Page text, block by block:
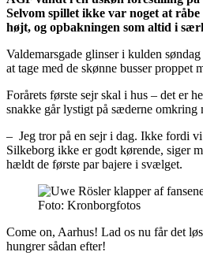
Selvom spillet ikke var noget at
højt, og opbakningen som altid i
Valdemarsgade glinser i kulden
at tage med de skønne busser proppet
Forårets første sejr skal i hus – det er
snakke går lystigt på sæderne omkring
– Jeg tror på en sejr i dag. Ikke fordi
Silkeborg ikke er godt kørende, siger
hældt de første par bajere i svælget.
Foto: Kronborgfotos
Come on, Aarhus! Lad os nu får det
hungrer sådan efter!